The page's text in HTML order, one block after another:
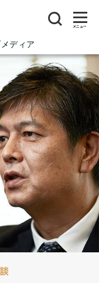
ディア
メニュー